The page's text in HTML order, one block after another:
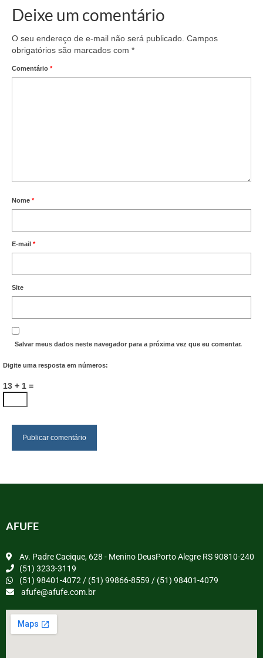
Deixe um comentário
O seu endereço de e-mail não será publicado. Campos
obrigatórios são marcados com *
Comentário *
Nome *
E-mail *
Site
Salvar meus dados neste navegador para a próxima vez que eu comentar.
Digite uma resposta em números:
13 + 1 =
AFUFE
Av. Padre Cacique, 628 - Menino DeusPorto Alegre RS 90810-240
(51) 3233-3119
(51) 98401-4072 / (51) 99866-8559 / (51) 98401-4079
afufe@afufe.com.br